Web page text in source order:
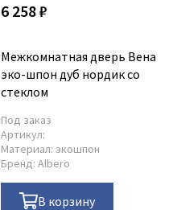
6 258 ₽
Межкомнатная дверь Вена
эко-шпон дуб нордик со
стеклом
Под заказ
Артикул:
Материал: экошпон
Бренд: Albero
В корзину